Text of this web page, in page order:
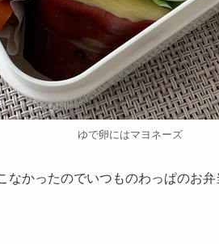
ゆで卵にはマヨネーズ
かったのでいつものわっぱのお弁